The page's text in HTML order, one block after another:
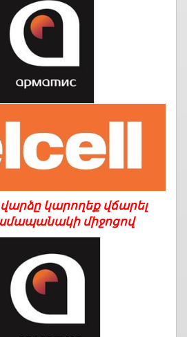
կարողեք վճարել
միջոցով